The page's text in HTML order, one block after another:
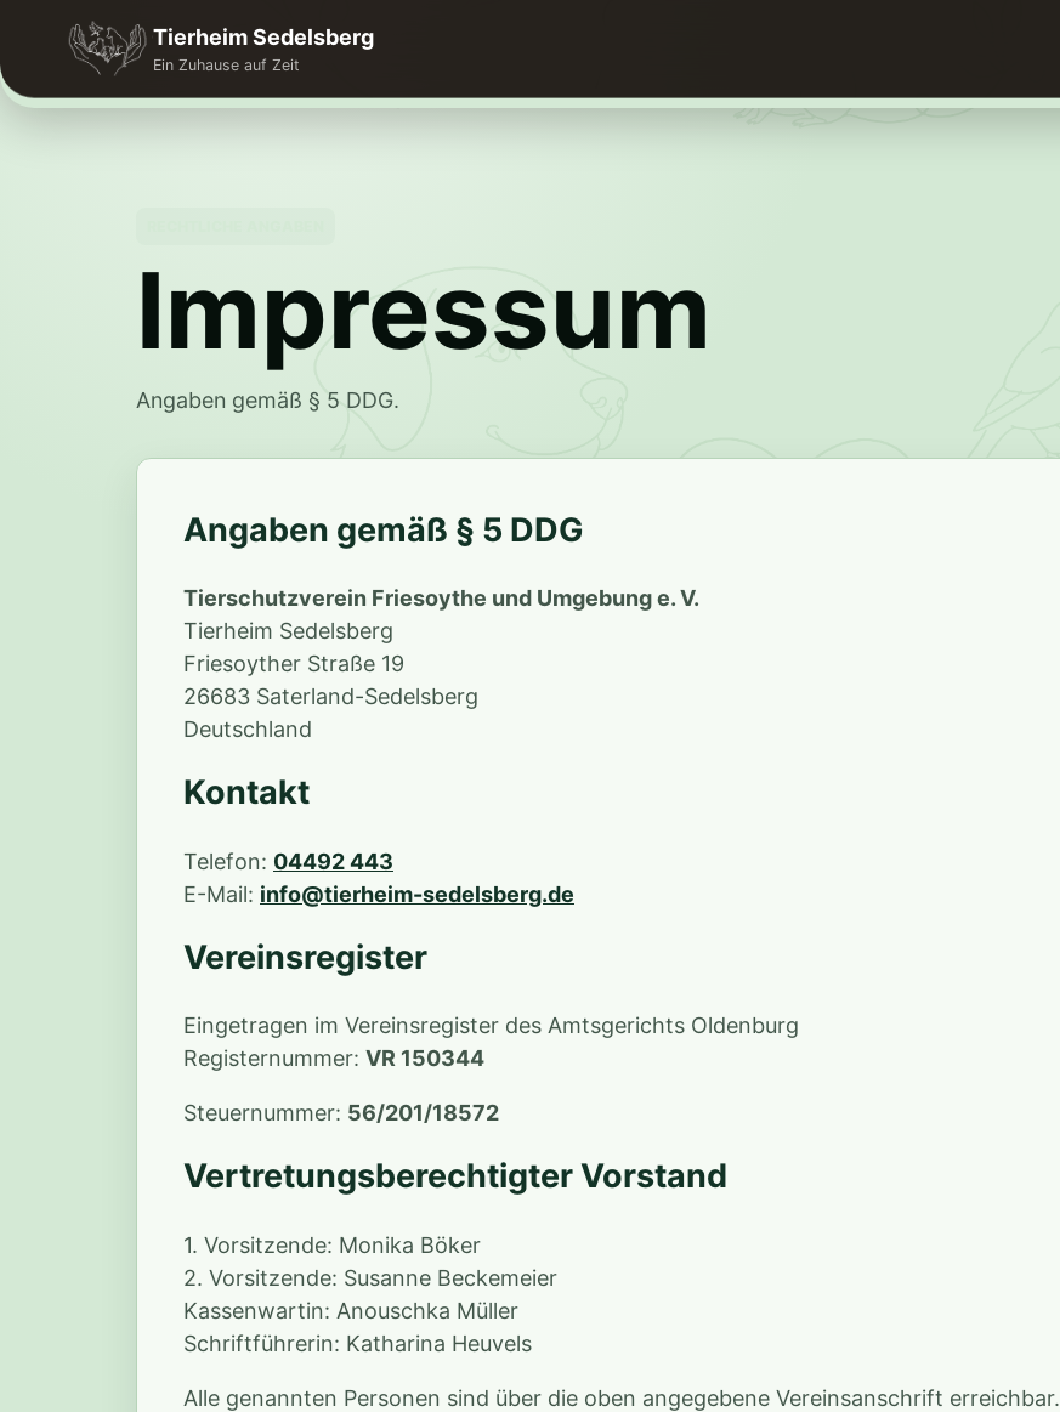
Tierheim Sedelsberg
Ein Zuhause auf Zeit
Impressum
Angaben gemäß § 5 DDG.
Angaben gemäß § 5 DDG
Tierschutzverein Friesoythe und Umgebung e. V.
Tierheim Sedelsberg
Friesoyther Straße 19
26683 Saterland-Sedelsberg
Deutschland
Kontakt
Telefon: 04492 443
E-Mail: info@tierheim-sedelsberg.de
Vereinsregister
Eingetragen im Vereinsregister des Amtsgerichts Oldenburg
Registernummer: VR 150344
Steuernummer: 56/201/18572
Vertretungsberechtigter Vorstand
1. Vorsitzende: Monika Böker
2. Vorsitzende: Susanne Beckemeier
Kassenwartin: Anouschka Müller
Schriftführerin: Katharina Heuvels
Alle genannten Personen sind über die oben angegebene Vereinsanschrift erreichbar.